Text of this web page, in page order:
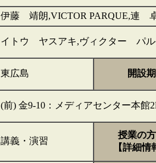
伊藤 靖朗,VICTOR PARQUE,連
イトウ ヤスアキ,ヴィクター パ
東広島 開設期
(前) 金9-10：メディアセンター本館
講義・演習
授業の
【詳細情